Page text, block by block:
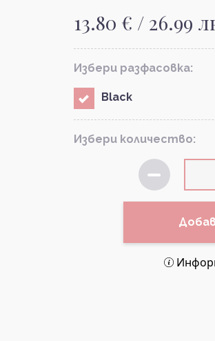
13.80 € / 26.99
Избери разфасовка:
Black
Избери количество: